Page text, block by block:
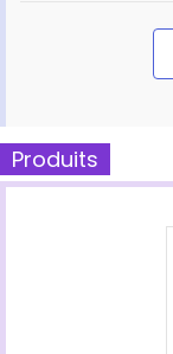
Produits